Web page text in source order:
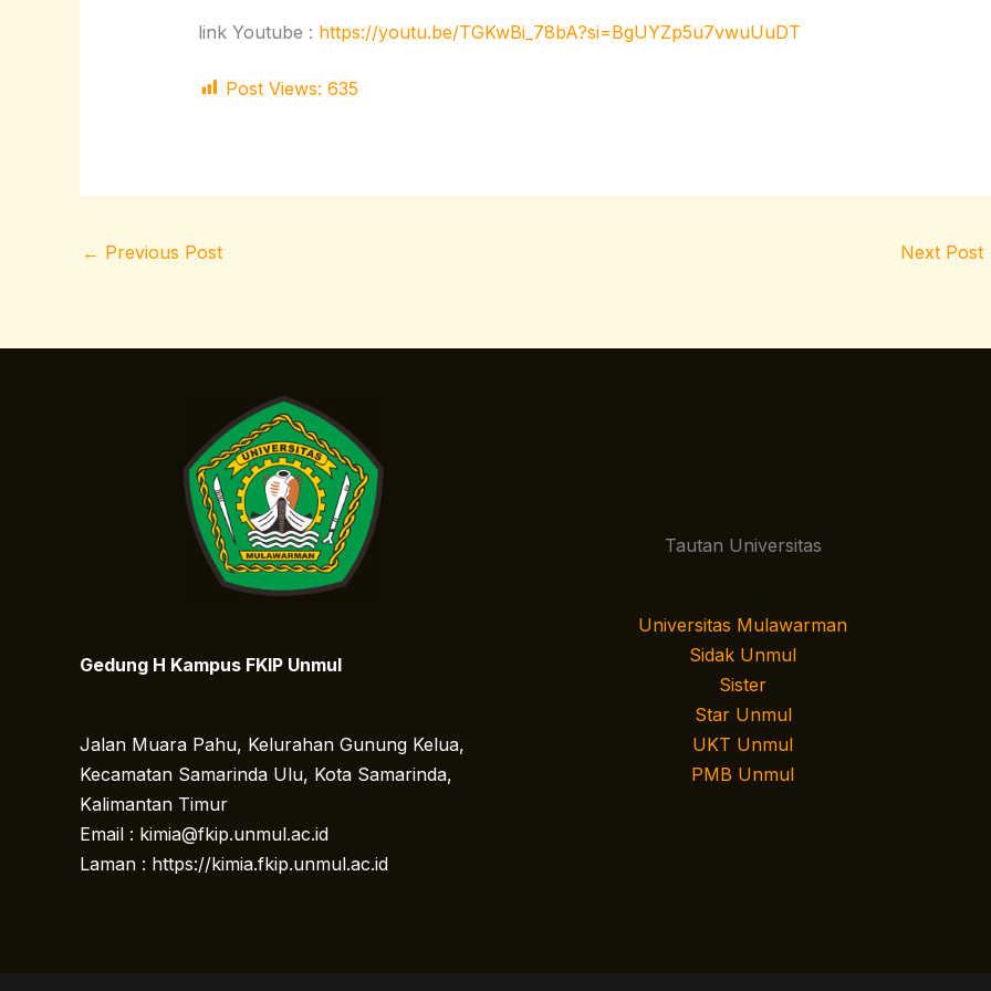
link Youtube : https://youtu.be/TGKwBi_78bA?si=BgUYZp5u7vwuUuDT
Post Views: 635
← Previous Post Next Post
Gedung H Kampus FKIP Unmul
Jalan Muara Pahu, Kelurahan Gunung Kelua,
Kecamatan Samarinda Ulu, Kota Samarinda,
Kalimantan Timur
Email : kimia@fkip.unmul.ac.id
Laman : https://kimia.fkip.unmul.ac.id
Tautan Universitas
Universitas Mulawarman
Sidak Unmul
Sister
Star Unmul
UKT Unmul
PMB Unmul